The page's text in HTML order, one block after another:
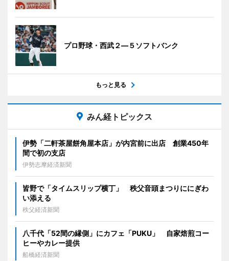
プロ野球・西武２―５ソフトバンク
もっと見る
みん経トピックス
伊勢「二軒茶屋餅角屋本店」が内宮前に出店 創業450年
間で初の支店
伊勢志摩経済新聞
皆野で「タイムスリップ横丁」 秩父音頭まつりににぎわ
い添える
秩父経済新聞
八千代「52間の縁側」にカフェ「PUKU」 自家焙煎コー
ヒーやカレー提供
船橋経済新聞